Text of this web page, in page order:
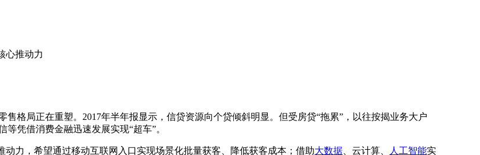
心推动力
局正在重塑。2017年半年报显示，信贷资源向个贷倾斜明显。但受房贷“拖累”，以往按揭业务大户
凭借消费金融迅速发展实现“超车”。
力，希望通过移动互联网入口实现场景化批量获客、降低获客成本；借助大数据 、云计算、 人工智能实